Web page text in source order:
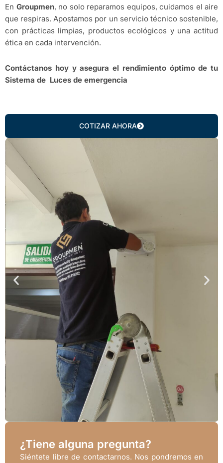
En Groupmen, no solo reparamos equipos, cuidamos el aire
que respiras. Apostamos por un servicio técnico sostenible,
con prácticas limpias, productos ecológicos y una actitud
ética en cada intervención.
Contáctanos hoy y asegura el rendimiento óptimo de tu
Sistema de Luces de emergencia
COTIZAR AHORA
¿Tiene alguna pregunta?
Siéntete libre de contactarnos. Nos pondremos en